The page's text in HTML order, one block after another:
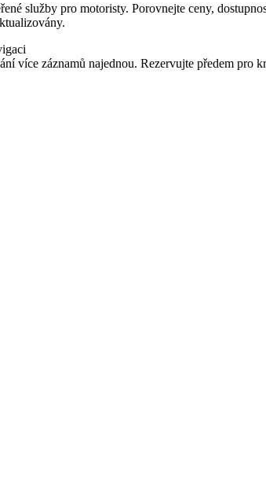
služby pro motoristy. Porovnejte ceny,
více záznamů najednou. Rezervujte předem pro